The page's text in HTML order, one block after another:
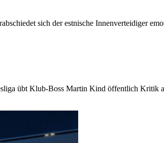
sich der estnische Innenverteidiger
übt Klub-Boss Martin Kind öffentlich Kritik